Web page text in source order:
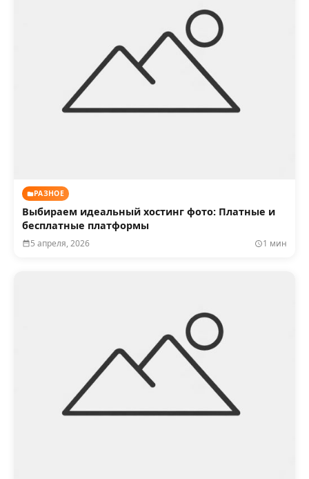
РАЗНОЕ
Выбираем идеальный хостинг фото: Платные и
бесплатные платформы
5 апреля, 2026 1 мин